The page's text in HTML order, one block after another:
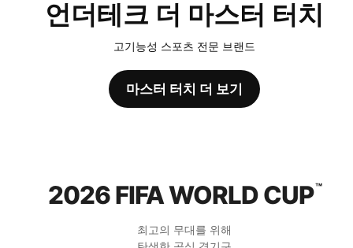
언더테크 더 마스터 터치
고기능성 스포츠 전문 브랜드
마스터 터치 더 보기
2026 FIFA WORLD CUP™
최고의 무대를 위해